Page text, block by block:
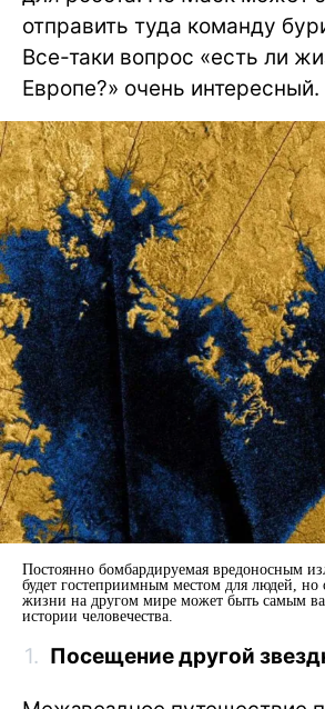
отправить туда команду
Все-таки вопрос «есть ли
Европе?» очень интересный.
Постоянно бомбардируемая вредоносным
будет гостеприимным местом для людей, но
жизни на другом мире может быть самым
истории человечества.
Посещение другой